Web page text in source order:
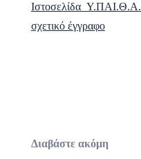
Ιστοσελίδα
σχετικό έγγραφο
Διαβάστε ακόμη